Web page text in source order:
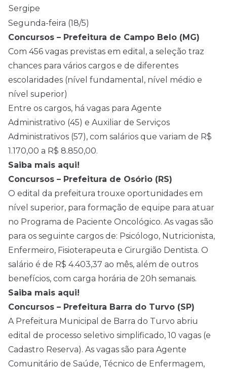
Sergipe
Segunda-feira (18/5)
Concursos – Prefeitura de Campo Belo (MG)
Com 456 vagas previstas em edital, a seleção traz
chances para vários cargos e de diferentes
escolaridades (nível fundamental, nível médio e
nível superior)
Entre os cargos, há vagas para Agente
Administrativo (45) e Auxiliar de Serviços
Administrativos (57), com salários que variam de R$
1.170,00 a R$ 8.850,00.
Saiba mais aqui!
Concursos – Prefeitura de Osório (RS)
O edital da prefeitura trouxe oportunidades em
nível superior, para formação de equipe para atuar
no Programa de Paciente Oncológico. As vagas são
para os seguinte cargos de: Psicólogo, Nutricionista,
Enfermeiro, Fisioterapeuta e Cirurgião Dentista. O
salário é de R$ 4.403,37 ao mês, além de outros
benefícios, com carga horária de 20h semanais.
Saiba mais aqui!
Concursos – Prefeitura Barra do Turvo (SP)
A Prefeitura Municipal de Barra do Turvo abriu
edital de processo seletivo simplificado, 10 vagas (e
Cadastro Reserva). As vagas são para Agente
Comunitário de Saúde, Técnico de Enfermagem,